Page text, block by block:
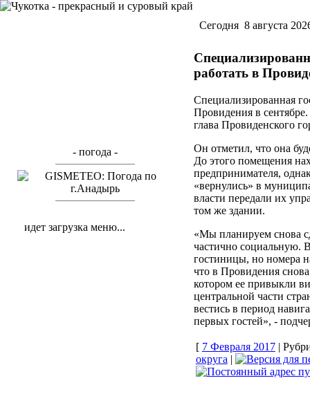
идет загрузка меню...
Cегодня 8 августа
- погода -
работать в
Специализированная
Провидения в
глава Провиденского
Он отметил, что она
До этого помещения
предпринимателя,
«вернулись» в
власти передали их
том же здании.
«Мы планируем снова
частично социальную.
гостиницы, но номера
что в Провидения
котором ее привыкли
центральной части
вестись в период
первых гостей», -
[ 7 Февраля 2017|
округа |